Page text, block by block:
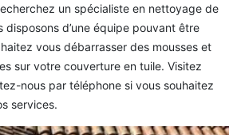
un spécialiste en nettoyage de
disposons d’une équipe pouvant être
vous débarrasser des mousses et
sur votre couverture en tuile. Visitez
nous par téléphone si vous souhaitez
services.